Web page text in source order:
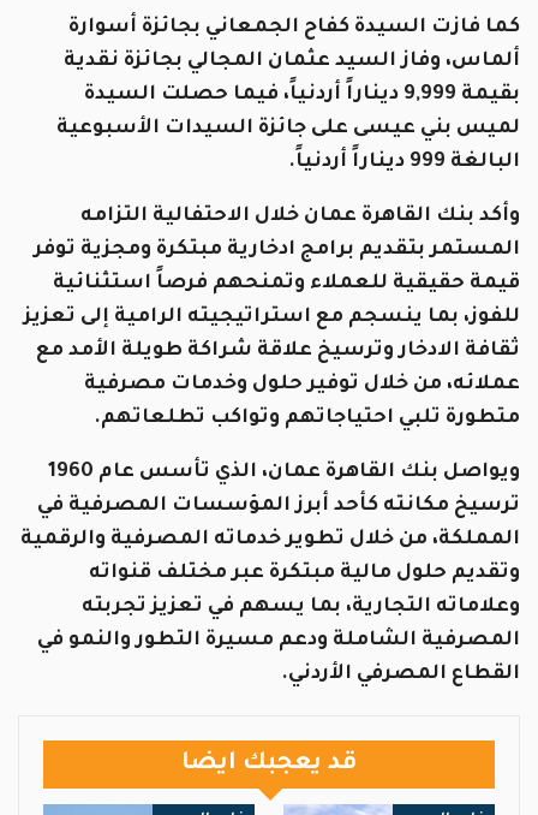
كما فازت السيدة كفاح الجمعاني بجائزة أسوارة
ألماس، وفاز السيد عثمان المجالي بجائزة نقدية
بقيمة 9,999 ديناراً أردنياً، فيما حصلت السيدة
لميس بني عيسى على جائزة السيدات الأسبوعية
البالغة 999 ديناراً أردنياً.
وأكد بنك القاهرة عمان خلال الاحتفالية التزامه
المستمر بتقديم برامج ادخارية مبتكرة ومجزية توفر
قيمة حقيقية للعملاء وتمنحهم فرصاً استثنائية
للفوز، بما ينسجم مع استراتيجيته الرامية إلى تعزيز
ثقافة الادخار وترسيخ علاقة شراكة طويلة الأمد مع
عملائه، من خلال توفير حلول وخدمات مصرفية
متطورة تلبي احتياجاتهم وتواكب تطلعاتهم.
ويواصل بنك القاهرة عمان، الذي تأسس عام 1960
ترسيخ مكانته كأحد أبرز المؤسسات المصرفية في
المملكة، من خلال تطوير خدماته المصرفية والرقمية
وتقديم حلول مالية مبتكرة عبر مختلف قنواته
وعلاماته التجارية، بما يسهم في تعزيز تجربته
المصرفية الشاملة ودعم مسيرة التطور والنمو في
القطاع المصرفي الأردني.
قد يعجبك ايضا